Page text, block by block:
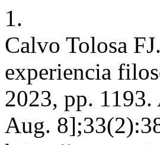
1.
Calvo Tolosa
experiencia
2023, pp.
Aug.